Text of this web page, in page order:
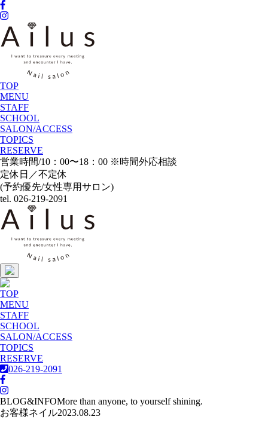
TOP
MENU
STAFF
SCHOOL
SALON/ACCESS
TOPICS
RESERVE
営業時間/10：00〜18：00 ※時間外応相談
定休日／不定休
(予約優先/女性専用サロン)
tel. 026-219-2091
TOP
MENU
STAFF
SCHOOL
SALON/ACCESS
TOPICS
RESERVE
026-219-2091
BLOG&INFOMore than anyone, to yourself shining.
お客様ネイル2023.08.23